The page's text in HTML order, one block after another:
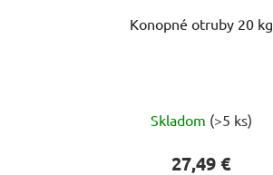
Konopné otruby 20 kg
Skladom (>5 ks)
27,49 €